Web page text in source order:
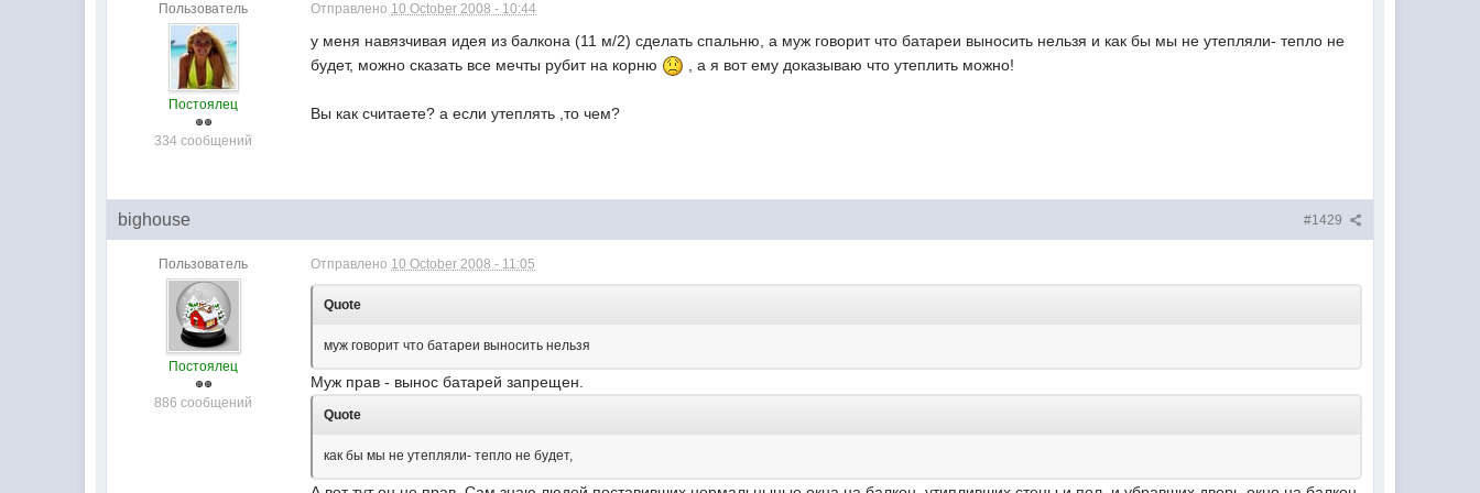
Пользователь
Постоялец
334 сообщений
Отправлено 10 October 2008 - 10:44
у меня навязчивая идея из балкона (11 м/2) сделать спальню, а муж говорит что батареи выносить нельзя и как бы мы не утепляли- тепло не
будет, можно сказать все мечты рубит на корню
, а я вот ему доказываю что утеплить можно!
Вы как считаете? а если утеплять ,то чем?
#1429
bighouse
Пользователь
Постоялец
886 сообщений
Отправлено 10 October 2008 - 11:05
Quote
муж говорит что батареи выносить нельзя
Муж прав - вынос батарей запрещен.
Quote
как бы мы не утепляли- тепло не будет,